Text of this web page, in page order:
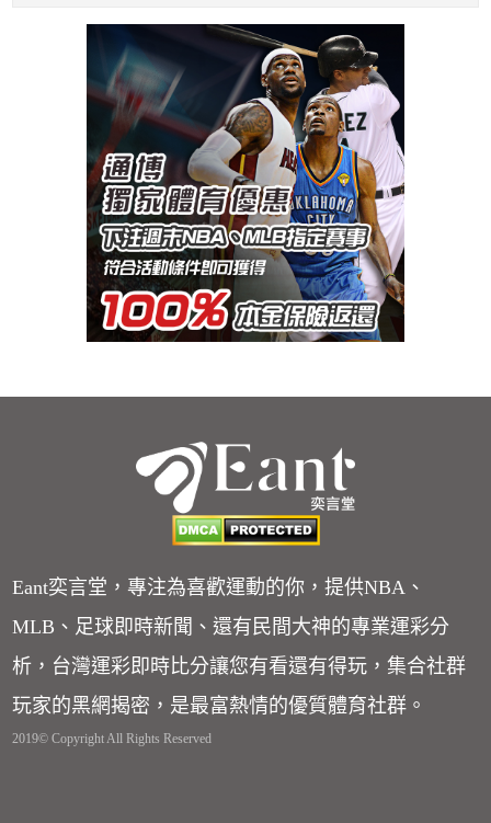
Eant奕言堂，專注為喜歡運動的你，提供NBA、
MLB、足球即時新聞、還有民間大神的專業運彩分
析，台灣運彩即時比分讓您有看還有得玩，集合社群
玩家的黑網揭密，是最富熱情的優質體育社群。
2019© Copyright All Rights Reserved